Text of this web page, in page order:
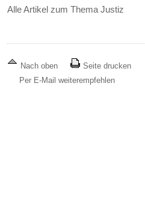
Alle Artikel zum Thema Justiz
Nach oben
Seite drucken
Per E-Mail weiterempfehlen